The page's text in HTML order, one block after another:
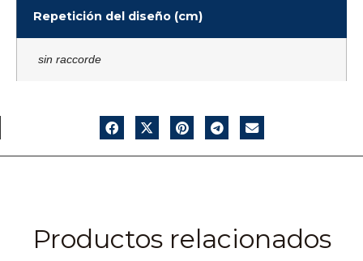
Repetición del diseño (cm)
sin raccorde
Productos relacionados